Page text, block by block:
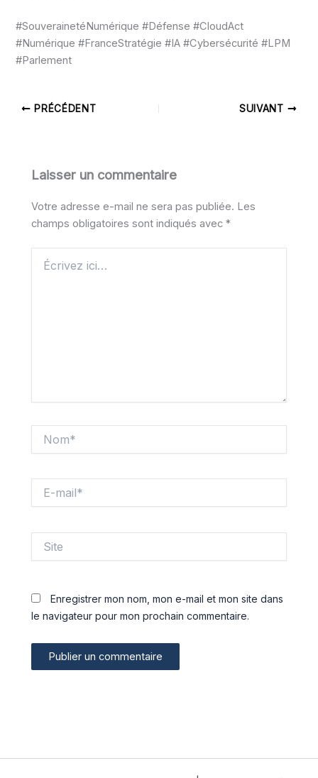
#SouverainetéNumérique #Défense #CloudAct
#Numérique #FranceStratégie #IA #Cybersécurité #LPM
#Parlement
PRÉCÉDENT SUIVANT
Laisser un commentaire
Votre adresse e-mail ne sera pas publiée. Les
champs obligatoires sont indiqués avec*
ici…
mail*
Enregistrer mon nom, mon e-mail et mon site dans
le navigateur pour mon prochain commentaire.